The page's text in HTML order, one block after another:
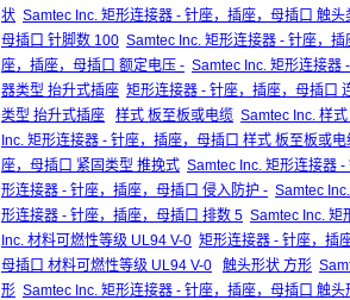
状 Samtec Inc. 矩形连接器 - 针座，插座，母插口 触头
母插口 针脚数 100 Samtec Inc. 矩形连接器 - 针座，
座，插座，母插口 额定电压 - Samtec Inc. 矩形连接器
器类型 抬升式插座 矩形连接器 - 针座，插座，母插口
类型 抬升式插座
样式 板至板或电缆 Samtec Inc. 样
Inc. 矩形连接器 - 针座，插座，母插口 样式 板至板或电
座，母插口 紧固类型 推挽式 Samtec Inc. 矩形连接器
形连接器 - 针座，插座，母插口 侵入防护 - Samtec
形连接器 - 针座，插座，母插口 排数 5 Samtec Inc. 矩
Inc. 材料可燃性等级 UL94 V-0 矩形连接器 - 针座，插
母插口 材料可燃性等级 UL94 V-0
触头形状 方形
形 Samtec Inc. 矩形连接器 - 针座，插座，母插口 触头